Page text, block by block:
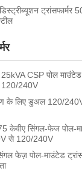
CSP पोल माउंटेड
240V
के लिए डुअल 120/
केवीए सिंगल-फेज पोल-
से 120/240V
फेज़ पोल-माउंटेड